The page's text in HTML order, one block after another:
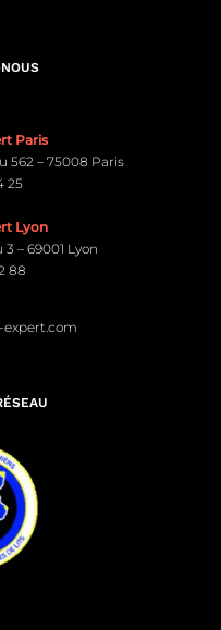
Paris
562 – 75008 Paris
25
Lyon
– 69001 Lyon
88